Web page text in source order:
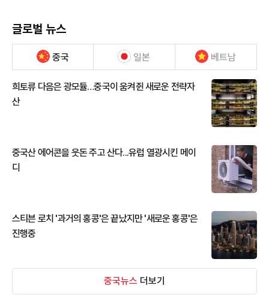
글로벌 뉴스
중국 일본 베트남
희토류 다음은 광모듈…중국이 움켜쥔 새로운 전략자
산
중국산 에어콘을 웃돈 주고 산다...유럽 열광시킨 메이
디
스티븐 로치 '과거의 홍콩'은 끝났지만 '새로운 홍콩'은
진행중
중국뉴스 더보기